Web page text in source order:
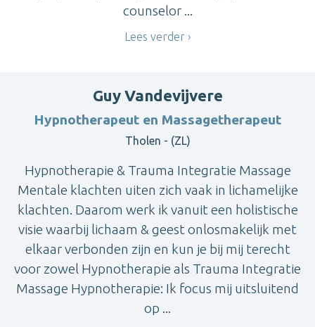
counselor ...
Lees verder
Guy Vandevijvere
Hypnotherapeut en Massagetherapeut
Tholen - (ZL)
Hypnotherapie & Trauma Integratie Massage
Mentale klachten uiten zich vaak in lichamelijke
klachten. Daarom werk ik vanuit een holistische
visie waarbij lichaam & geest onlosmakelijk met
elkaar verbonden zijn en kun je bij mij terecht
voor zowel Hypnotherapie als Trauma Integratie
Massage Hypnotherapie: Ik focus mij uitsluitend
op ...